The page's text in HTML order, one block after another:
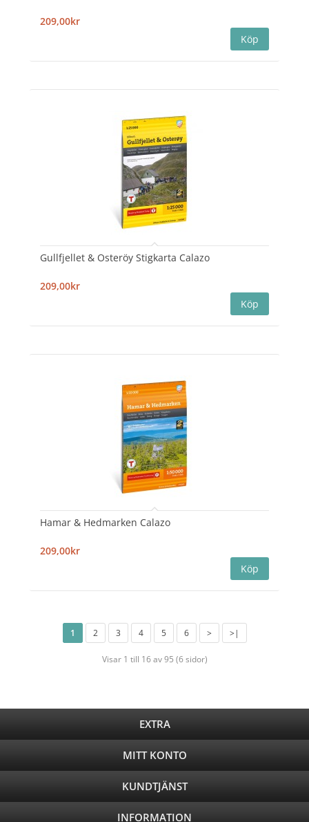
209,00kr
Gullfjellet & Osteröy Stigkarta Calazo
209,00kr
Hamar & Hedmarken Calazo
209,00kr
1 2 3 4 5 6 > >|
Visar 1 till 16 av 95 (6 sidor)
EXTRA
MITT KONTO
KUNDTJÄNST
INFORMATION